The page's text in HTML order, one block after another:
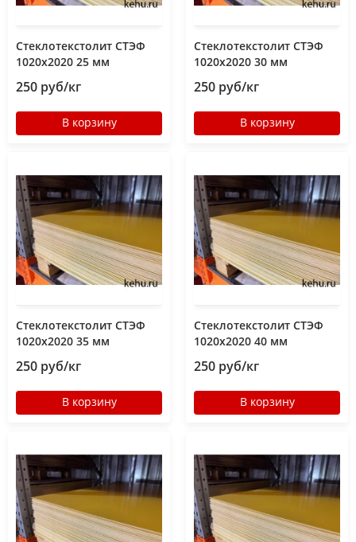
Стеклотекстолит СТЭФ
1020х2020 25 мм
250 руб/кг
В корзину
Стеклотекстолит СТЭФ
1020х2020 30 мм
250 руб/кг
В корзину
Стеклотекстолит СТЭФ
1020х2020 35 мм
250 руб/кг
В корзину
Стеклотекстолит СТЭФ
1020х2020 40 мм
250 руб/кг
В корзину